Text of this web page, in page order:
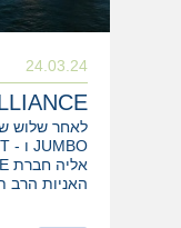
24.03.24
לאחר שלוש
האניות הרב